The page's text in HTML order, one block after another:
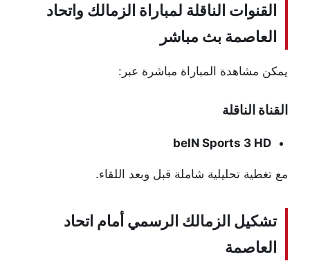
القنوات الناقلة لمباراة الزمالك واتحاد
العاصمة بث مباشر
يمكن مشاهدة المباراة مباشرة عبر:
القناة الناقلة
beIN Sports 3 HD
مع تغطية تحليلية شاملة قبل وبعد اللقاء.
تشكيل الزمالك الرسمي أمام اتحاد
العاصمة